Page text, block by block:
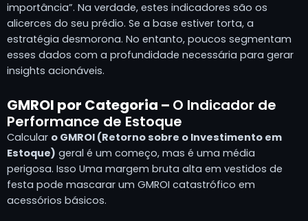
importância”. Na verdade, estes indicadores são os
alicerces do seu prédio. Se a base estiver torta, a
estratégia desmorona. No entanto, poucos segmentam
esses dados com a profundidade necessária para gerar
insights acionáveis.
GMROI por Categoria – O Indicador de
Performance de Estoque
Calcular o GMROI (Retorno sobre o Investimento em
Estoque) geral é um começo, mas é uma média
perigosa. Isso Uma margem bruta alta em vestidos de
festa pode mascarar um GMROI catastrófico em
acessórios básicos.